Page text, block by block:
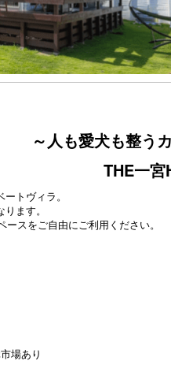
～人も愛犬も整う
THE一
トヴィラ。
ます。
スをご自由にご利用ください。
場あり